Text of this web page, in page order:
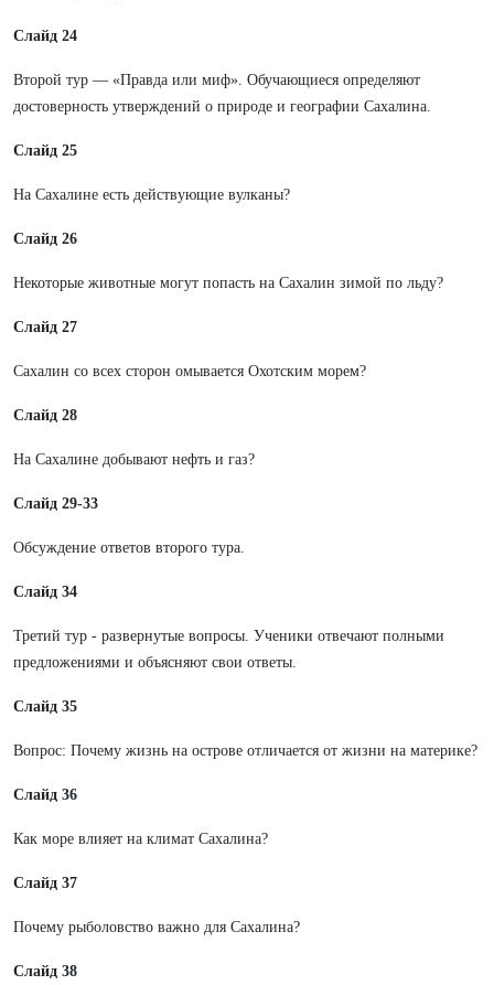
Слайд 24
Второй тур — «Правда или миф». Обучающиеся определяют
достоверность утверждений о природе и географии Сахалина.
Слайд 25
На Сахалине есть действующие вулканы?
Слайд 26
Некоторые животные могут попасть на Сахалин зимой по льду?
Слайд 27
Сахалин со всех сторон омывается Охотским морем?
Слайд 28
На Сахалине добывают нефть и газ?
Слайд 29-33
Обсуждение ответов второго тура.
Слайд 34
Третий тур - развернутые вопросы. Ученики отвечают полными
предложениями и объясняют свои ответы.
Слайд 35
Вопрос: Почему жизнь на острове отличается от жизни на материке?
Слайд 36
Как море влияет на климат Сахалина?
Слайд 37
Почему рыболовство важно для Сахалина?
Слайд 38